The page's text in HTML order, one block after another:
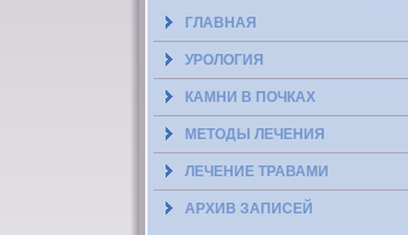
ГЛАВНАЯ
УРОЛОГИЯ
КАМНИ В ПОЧКАХ
МЕТОДЫ ЛЕЧЕНИЯ
ЛЕЧЕНИЕ ТРАВАМИ
АРХИВ ЗАПИСЕЙ